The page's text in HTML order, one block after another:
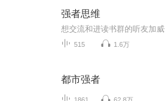
强者思维
515 1.6万
都市强者